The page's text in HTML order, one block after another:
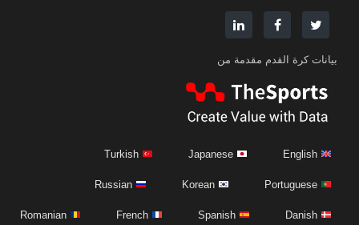
بيانات كرة القدم مقدمة من
English
Japanese
Turkish
Portuguese
Korean
Russian
Danish
Spanish
French
Romanian